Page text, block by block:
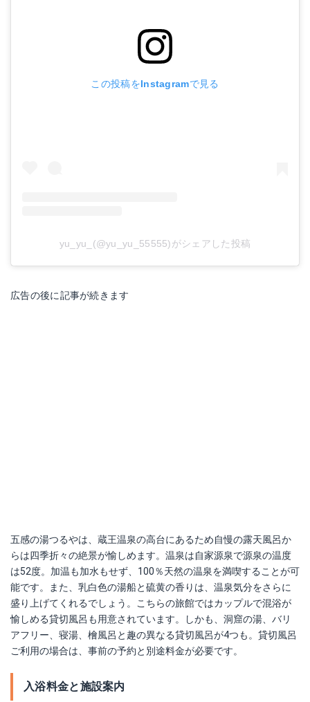
この投稿をInstagramで見る
yu_yu_(@yu_yu_55555)がシェアした投稿
広告の後に記事が続きます
五感の湯つるやは、蔵王温泉の高台にあるため自慢の露天風呂か
らは四季折々の絶景が愉しめます。温泉は自家源泉で源泉の温度
は52度。加温も加水もせず、100％天然の温泉を満喫することが可
能です。また、乳白色の湯船と硫黄の香りは、温泉気分をさらに
盛り上げてくれるでしょう。こちらの旅館ではカップルで混浴が
愉しめる貸切風呂も用意されています。しかも、洞窟の湯、バリ
アフリー、寝湯、檜風呂と趣の異なる貸切風呂が4つも。貸切風呂
ご利用の場合は、事前の予約と別途料金が必要です。
入浴料金と施設案内